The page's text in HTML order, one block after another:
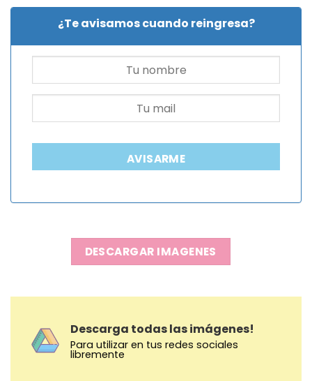
¿Te avisamos cuando reingresa?
AVISARME
DESCARGAR IMAGENES
Descarga todas las imágenes!
Para utilizar en tus redes sociales
libremente